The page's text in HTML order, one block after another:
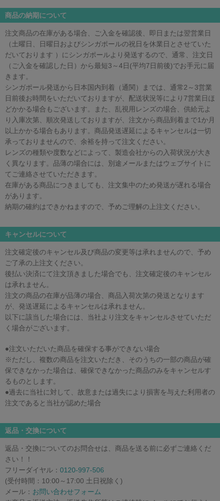
商品の納期について
注文商品の在庫がある場合、ご入金を確認後、即日または翌営業日
（土曜日、日曜日およびシンガポールの祝日を休業日とさせていた
だいております ）にシンガポールより発送するので、通常、注文日
（ご入金を確認した日）から最短3～4日(平均7日前後)でお手元に届
きます。
シンガポール発送から日本国内到着（通関）までは、通常2～3営業
日前後お時間をいただいておりますが、配送状況等により7営業日ほ
どかかる場合もございます。また、乱視用レンズの場合、供給元よ
り入庫次第、順次発送しておりますが、注文から商品到着まで1か月
以上かかる場合もあります。商品発送遅延によるキャンセルは一切
承っておりませんので、余裕を持って注文ください。
レンズの種類や度数などによって、製造会社からの入荷状況が大き
く異なります。品薄の場合には、別途メールまたはウェブサイトに
てご連絡させていただきます。
在庫がある商品につきましても、注文集中のため発送が遅れる場合
があります。
納期の確約はできかねますので、予めご理解の上注文ください。
キャンセルについて
注文確定後のキャンセル及び商品の変更等は承れませんので、予め
ご了承の上注文ください。
後払い決済にて注文頂きました場合でも、注文確定後のキャンセル
は承れません。
注文の商品の在庫が品薄の場合、商品入荷次第の発送となります
が、発送遅延によるキャンセルは承れません。
以下に該当した場合には、当社より注文をキャンセルさせていただ
く場合がございます。
●注文いただいた商品を確保する事ができない場合
※ただし、複数の商品を注文いただき、そのうちの一部の商品が確
保できなかった場合は、確保できなかった商品のみをキャンセルす
るものとします。
●過去に当社に対して、故意または過失により損害を与えた利用者の
注文であると当社が認めた場合
返品・交換について
返品・交換についてのお問合せは、商品を送る前に必ずご連絡くだ
さい！！
フリーダイヤル： 0120-997-506
(受付時間：10:00～17:00 土日祝除く)
メール： お問い合わせフォーム